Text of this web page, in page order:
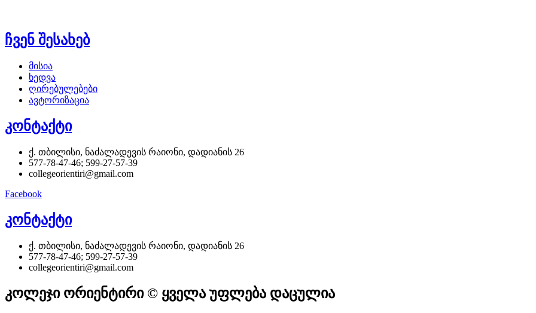
ჩვენ შესახებ
მისია
ხედვა
ღირებულებები
ავტორიზაცია
კონტაქტი
ქ. თბილისი, ნაძალადევის რაიონი, დადიანის 26
577-78-47-46; 599-27-57-39
collegeorientiri@gmail.com
Facebook
კონტაქტი
ქ. თბილისი, ნაძალადევის რაიონი, დადიანის 26
577-78-47-46; 599-27-57-39
collegeorientiri@gmail.com
კოლეჯი ორიენტირი © ყველა უფლება დაცულია